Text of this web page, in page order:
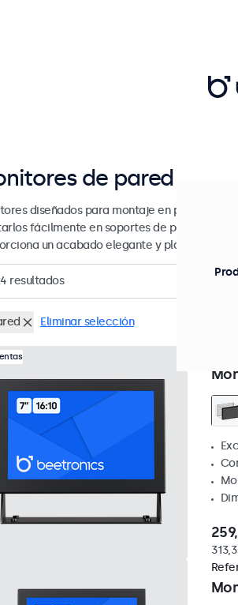
de pared de 7
diseñados para montaje en pared.
fácilmente en soportes de pared
un acabado elegante y plano.
resultados
Eliminar selección